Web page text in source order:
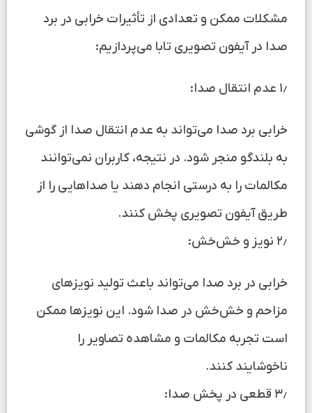
مشکلات ممکن و تعدادی از تأثیرات خرابی در برد
صدا در آیفون تصویری تابا می‌پردازیم:
۱٫ عدم انتقال صدا:
خرابی برد صدا می‌تواند به عدم انتقال صدا از گوشی
به بلندگو منجر شود. در نتیجه، کاربران نمی‌توانند
مکالمات را به درستی انجام دهند یا صداهایی را از
طریق آیفون تصویری پخش کنند.
۲٫ نویز و خش‌خش:
خرابی در برد صدا می‌تواند باعث تولید نویزهای
مزاحم و خش‌خش در صدا شود. این نویزها ممکن
است تجربه مکالمات و مشاهده تصاویر را
ناخوشایند کنند.
۳٫ قطعی در پخش صدا: